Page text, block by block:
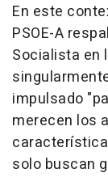
En este
PSOE-A
Socialista en
impulsado
merecen los
solo buscan